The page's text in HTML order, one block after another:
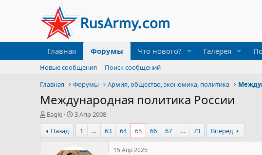
Главная Форумы Что нового? Галерея
Новые сообщения
Поиск сообщений
Главная
Форумы Армия, общество, экономика, политика
Международная политика России
А
в
т
о
Eagle
Д
а
а
н
3 Апр 2008
Назад
1 … 63 64 65 66 67 … 73 Вперёд
15 Апр 2025